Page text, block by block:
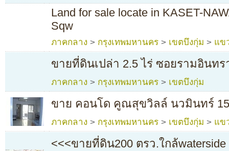
Land for sale locate in KASET-
Sqw
ภาคกลาง > กรุงเทพมหานคร > เขตบึงกุ่ม > แข
ขายที่ดินเปล่า 2.5 ไร่ ซอยรามอินทร
ภาคกลาง > กรุงเทพมหานคร > เขตบึงกุ่ม
ขาย คอนโด คูณสุขวิลล์ นวมินทร์
ภาคกลาง > กรุงเทพมหานคร > เขตบึงกุ่ม > แข
<<<ขายที่ดิน200 ตรว.ใกล้